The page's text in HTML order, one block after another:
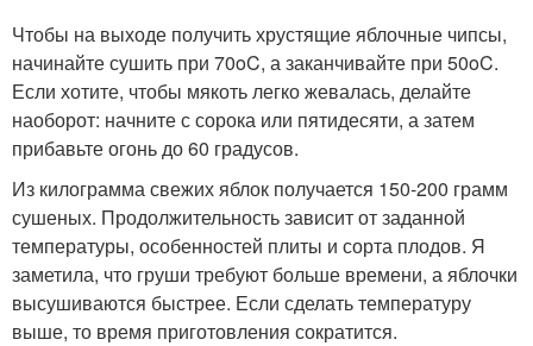
Чтобы на выходе получить хрустящие яблочные чипсы,
начинайте сушить при 70oC, а заканчивайте при 50oC.
Если хотите, чтобы мякоть легко жевалась, делайте
наоборот: начните с сорока или пятидесяти, а затем
прибавьте огонь до 60 градусов.
Из килограмма свежих яблок получается 150-200 грамм
сушеных. Продолжительность зависит от заданной
температуры, особенностей плиты и сорта плодов. Я
заметила, что груши требуют больше времени, а яблочки
высушиваются быстрее. Если сделать температуру
выше, то время приготовления сократится.